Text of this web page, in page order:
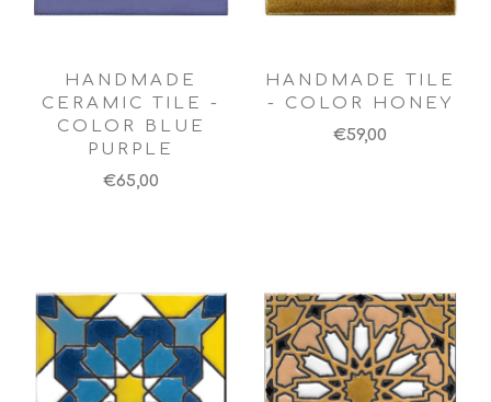
HANDMADE
CERAMIC TILE -
COLOR BLUE
PURPLE
€65,00
HANDMADE TILE
- COLOR HONEY
€59,00